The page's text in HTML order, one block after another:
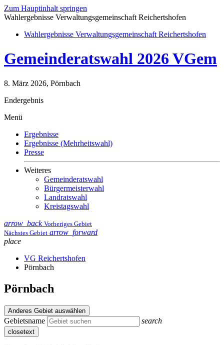
Zum Hauptinhalt springen
Wahlergebnisse Verwaltungsgemeinschaft Reichertshofen
Wahlergebnisse Verwaltungsgemeinschaft Reichertshofen
Gemeinderatswahl 2026 VGem
8. März 2026, Pörnbach
Endergebnis
Menü
Ergebnisse
Ergebnisse (Mehrheitswahl)
Presse
Weiteres
Gemeinderatswahl
Bürgermeisterwahl
Landratswahl
Kreistagswahl
arrow_back Vorheriges Gebiet
Nächstes Gebiet arrow_forward
place
VG Reichertshofen
Pörnbach
Pörnbach
Anderes Gebiet auswählen
Gebietsname search
closetext